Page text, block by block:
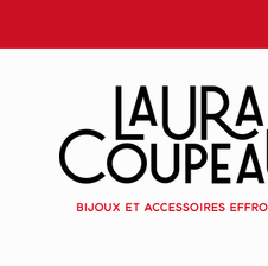
au